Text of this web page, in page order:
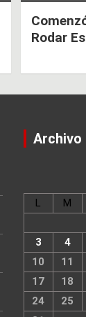
Rodar
Archivo
L M
3
4
10
11
17
18
24
25